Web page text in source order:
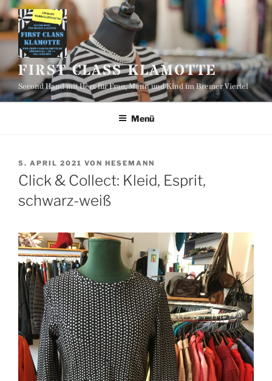
Zum
Inhalt
springen
FIRST CLASS KLAMOTTE
Second Hand mit Herz für Frau, Mann und Kind im Bremer Viertel
Menü
VERÖFFENTLICHT
AM
5. APRIL 2021 VON HESEMANN
Click & Collect: Kleid, Esprit,
schwarz-weiß